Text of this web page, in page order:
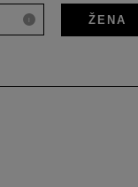
i ŽENA